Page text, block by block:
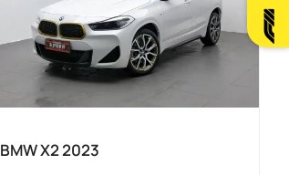
BMW X2 2023